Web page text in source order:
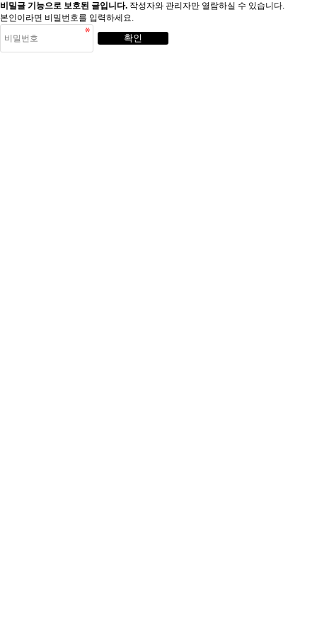
비밀글 기능으로 보호된 글입니다. 작성자와 관리자만 열람하실 수 있습니다.
본인이라면 비밀번호를 입력하세요.